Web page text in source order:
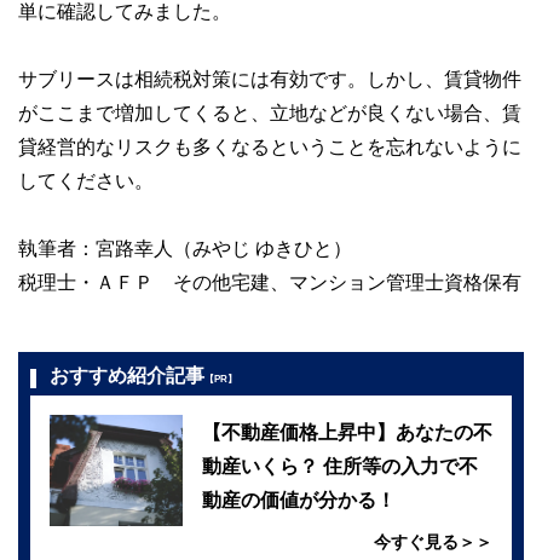
単に確認してみました。
サブリースは相続税対策には有効です。しかし、賃貸物件
がここまで増加してくると、立地などが良くない場合、賃
貸経営的なリスクも多くなるということを忘れないように
してください。
執筆者：宮路幸人（みやじ ゆきひと）
税理士・ＡＦＰ その他宅建、マンション管理士資格保有
おすすめ紹介記事 【PR】
【不動産価格上昇中】あなたの不
動産いくら？ 住所等の入力で不
動産の価値が分かる！
今すぐ見る＞＞